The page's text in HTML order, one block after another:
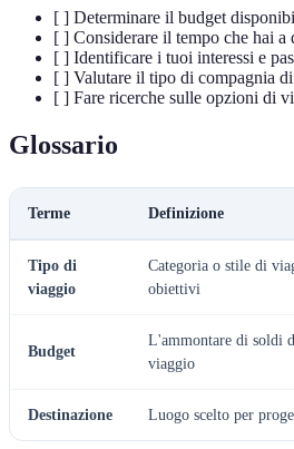
[ ] Determinare il budget
[ ] Considerare il tempo che hai a
[ ] Identificare i tuoi interessi e
[ ] Valutare il tipo di compagnia
[ ] Fare ricerche sulle opzioni di
Glossario
Terme Definizione
Tipo di
viaggio
Categoria o stile di
obiettivi
Budget
L'ammontare di soldi
viaggio
Destinazione Luogo scelto per